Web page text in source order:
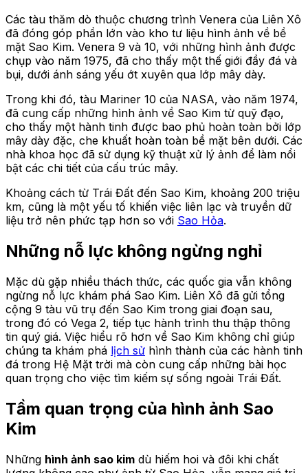
Các tàu thăm dò thuộc chương trình Venera của Liên Xô
đã đóng góp phần lớn vào kho tư liệu hình ảnh về bề
mặt Sao Kim. Venera 9 và 10, với những hình ảnh được
chụp vào năm 1975, đã cho thấy một thế giới đầy đá và
bụi, dưới ánh sáng yếu ớt xuyên qua lớp mây dày.
Trong khi đó, tàu Mariner 10 của NASA, vào năm 1974,
đã cung cấp những hình ảnh về Sao Kim từ quỹ đạo,
cho thấy một hành tinh được bao phủ hoàn toàn bởi lớp
mây dày đặc, che khuất hoàn toàn bề mặt bên dưới. Các
nhà khoa học đã sử dụng kỹ thuật xử lý ảnh để làm nổi
bật các chi tiết của cấu trúc mây.
Khoảng cách từ Trái Đất đến Sao Kim, khoảng 200 triệu
km, cũng là một yếu tố khiến việc liên lạc và truyền dữ
liệu trở nên phức tạp hơn so với Sao Hỏa.
Những nỗ lực không ngừng nghỉ
Mặc dù gặp nhiều thách thức, các quốc gia vẫn không
ngừng nỗ lực khám phá Sao Kim. Liên Xô đã gửi tổng
cộng 9 tàu vũ trụ đến Sao Kim trong giai đoạn sau,
trong đó có Vega 2, tiếp tục hành trình thu thập thông
tin quý giá. Việc hiểu rõ hơn về Sao Kim không chỉ giúp
chúng ta khám phá lịch sử hình thành của các hành tinh
đá trong Hệ Mặt trời mà còn cung cấp những bài học
quan trọng cho việc tìm kiếm sự sống ngoài Trái Đất.
Tầm quan trọng của hình ảnh Sao
Kim
Những hình ảnh sao kim dù hiếm hoi và đôi khi chất